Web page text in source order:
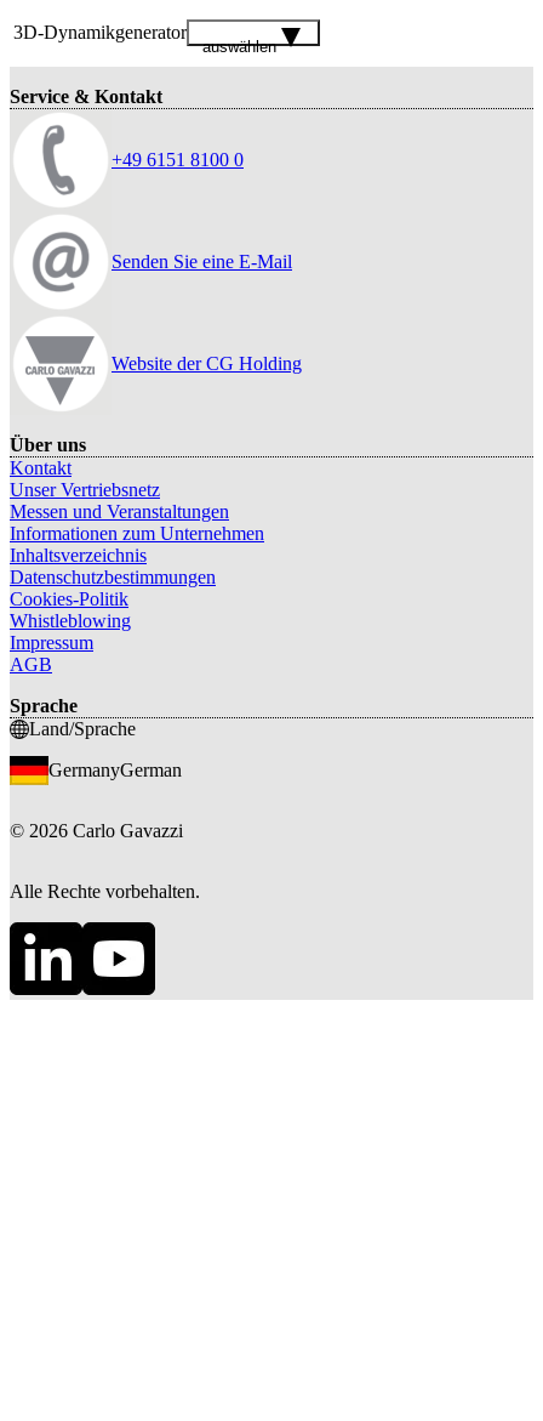
3D-Dynamikgenerator
auswählen
Service & Kontakt
+49 6151 8100 0
Senden Sie eine E-Mail
Website der CG Holding
Über uns
Kontakt
Unser Vertriebsnetz
Messen und Veranstaltungen
Informationen zum Unternehmen
Inhaltsverzeichnis
Datenschutzbestimmungen
Cookies-Politik
Whistleblowing
Impressum
AGB
Sprache
Land/Sprache
GermanyGerman
© 2026 Carlo Gavazzi
Alle Rechte vorbehalten.